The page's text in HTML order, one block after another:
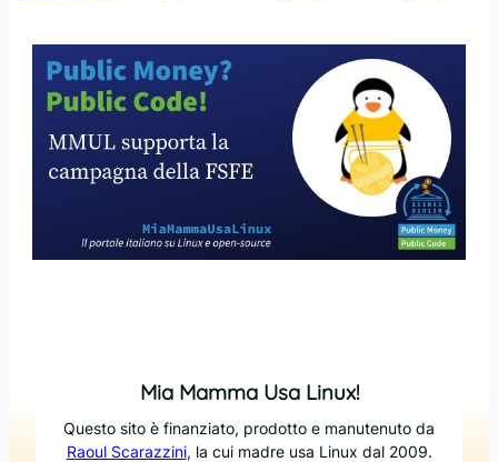
Mia Mamma Usa Linux!
Questo sito è finanziato, prodotto e manutenuto da
Raoul Scarazzini, la cui madre usa Linux dal 2009.